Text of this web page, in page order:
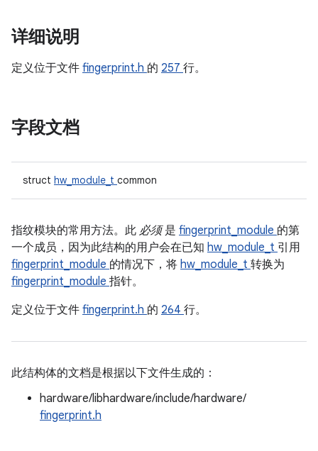
详细说明
定义位于文件 fingerprint.h 的 257 行。
字段文档
struct hw_module_t common
指纹模块的常用方法。此 必须是 fingerprint_module 的第
一个成员，因为此结构的用户会在已知 hw_module_t 引用
fingerprint_module 的情况下，将 hw_module_t 转换为
fingerprint_module 指针。
定义位于文件 fingerprint.h 的 264 行。
此结构体的文档是根据以下文件生成的：
hardware/libhardware/include/hardware/
fingerprint.h